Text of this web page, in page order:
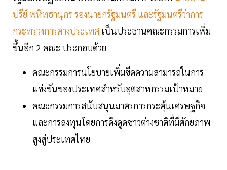
ปรีย์ พหิทธานุกร รองนายกรัฐมนตรี และรัฐมนตรีว่าการ
กระทรวงการต่างประเทศ เป็นประธานคณะกรรมการเพิ่ม
ขึ้นอีก 2 คณะ ประกอบด้วย
คณะกรรมการนโยบายเพิ่มขีดความสามารถในการ
แข่งขันของประเทศสำหรับอุตสาหกรรมเป้าหมาย
คณะกรรมการสนับสนุนมาตรการกระตุ้นเศรษฐกิจ
และการลงทุนโดยการดึงดูดชาวต่างชาติที่มีศักยภาพ
สูงสู่ประเทศไทย